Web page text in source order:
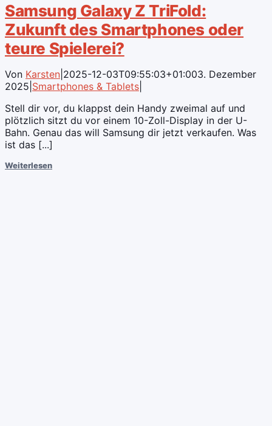
Samsung Galaxy Z TriFold:
Zukunft des Smartphones oder
teure Spielerei?
Von Karsten 2025-12-03T09:55:03+01:003. Dezember
2025 Smartphones & Tablets
Stell dir vor, du klappst dein Handy zweimal auf und
plötzlich sitzt du vor einem 10-Zoll-Display in der U-
Bahn. Genau das will Samsung dir jetzt verkaufen. Was
ist das [...]
Weiterlesen